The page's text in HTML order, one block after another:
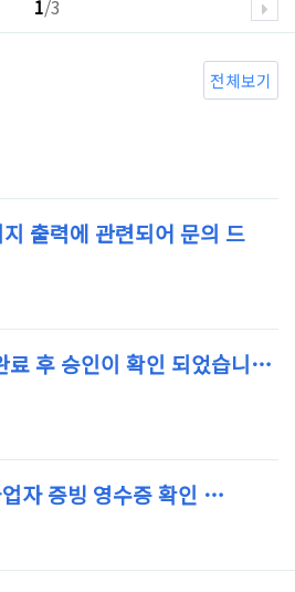
1/3
출력에 관련되어 문의 드
료 후 승인이 확인 되었습니…
자 증빙 영수증 확인 …
전체보기